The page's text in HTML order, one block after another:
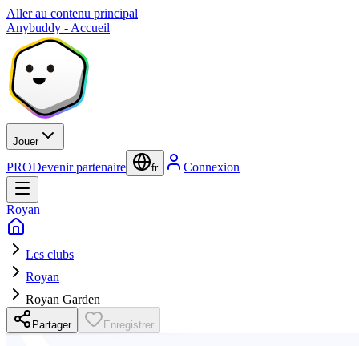
Aller au contenu principal
Anybuddy - Accueil
Jouer
PRODevenir partenaire fr Connexion
Royan
Les clubs
Royan
Royan Garden
Partager Enregistrer